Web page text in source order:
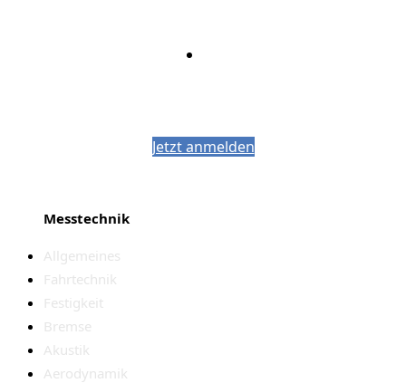
Jetzt anmelden
Messtechnik
Allgemeines
Fahrtechnik
Festigkeit
Bremse
Akustik
Aerodynamik